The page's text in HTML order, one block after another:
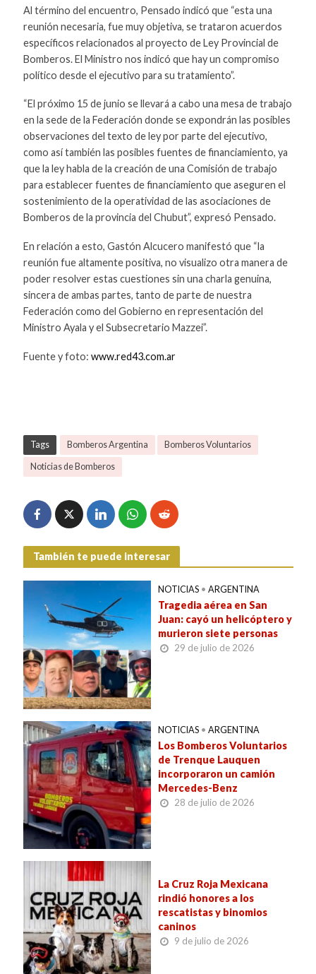
Al término del encuentro, Pensado indicó que “esta una
reunión necesaria, fue muy objetiva, se trataron acuerdos
específicos relacionados al proyecto de Ley Provincial de
Bomberos. El Ministro nos indicó que hay un compromiso
político desde el ejecutivo para su tratamiento”.
“El próximo 15 de junio se llevará a cabo una mesa de trabajo
en la sede de la Federación donde se expondrán las posibles
observaciones del texto de ley por parte del ejecutivo,
como así también las posibles fuentes de financiamiento, ya
que la ley habla de la creación de una Comisión de trabajo
para establecer fuentes de financiamiento que aseguren el
sostenimiento de la operatividad de las asociaciones de
Bomberos de la provincia del Chubut”, expresó Pensado.
En relación a esto, Gastón Alcucero manifestó que “la
reunión fue altamente positiva, no visualizo otra manera de
poder resolver estas cuestiones sin una charla genuina,
sincera de ambas partes, tanto de parte de nuestra
Federación como del Gobierno en representación del
Ministro Ayala y el Subsecretario Mazzei”.
Fuente y foto: www.red43.com.ar
Tags Bomberos Argentina Bomberos Voluntarios
Noticias de Bomberos
También te puede interesar
NOTICIAS • ARGENTINA
Tragedia aérea en San
Juan: cayó un helicóptero y
murieron siete personas
29 de julio de 2026
NOTICIAS • ARGENTINA
Los Bomberos Voluntarios
de Trenque Lauquen
incorporaron un camión
Mercedes-Benz
28 de julio de 2026
La Cruz Roja Mexicana
rindió honores a los
rescatistas y binomios
caninos
9 de julio de 2026